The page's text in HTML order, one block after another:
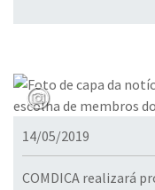
14/05/2019
COMDICA realizará